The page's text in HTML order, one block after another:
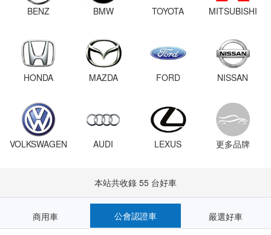
BENZ BMW TOYOTA MITSUBISHI
HONDA MAZDA FORD NISSAN
VOLKSWAGEN AUDI LEXUS 更多品牌
本站共收錄 55 台好車
商用車 公會認證車 嚴選好車